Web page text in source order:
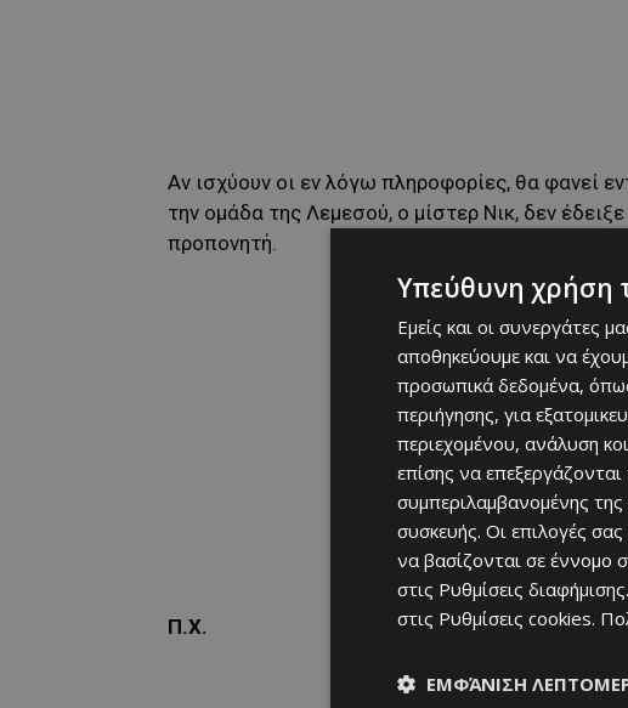
Αν ισχύουν οι εν λόγω πληροφορίες, θα φανεί
την ομάδα της Λεμεσού, ο μίστερ Νικ, δεν
προπονητή.
Π.Χ.
Υπεύθυνη χρήση
Εμείς και οι συνεργάτες
αποθηκεύουμε και να
προσωπικά δεδομένα,
περιήγησης, για
περιεχομένου, ανάλυση
επίσης να
συμπεριλαμβανομένης
συσκευής. Οι επιλογές
να βασίζονται σε έννομο
στις Ρυθμίσεις διαφήμισης
στις Ρυθμίσεις cookies.
ΕΜΦΆΝΙΣΗ